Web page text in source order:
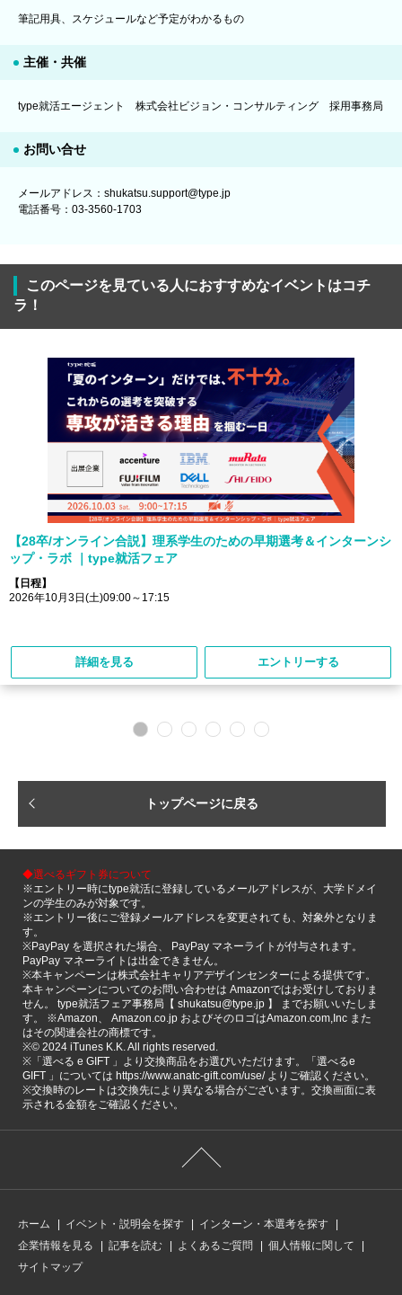
筆記用具、スケジュールなど予定がわかるもの
主催・共催
type就活エージェント 株式会社ビジョン・コンサルティング 採用事務局
お問い合せ
メールアドレス：shukatsu.support@type.jp
電話番号：03-3560-1703
このページを見ている人におすすめなイベントはコチ
ラ！
【28卒/オンライン合説】理系学生のための早期選考＆インターンシ
ップ・ラボ ｜type就活フェア
【日程】
2026年10月3日(土)09:00～17:15
詳細を見る エントリーする
トップページに戻る
◆選べるギフト券について
※エントリー時にtype就活に登録しているメールアドレスが、大学ドメイ
ンの学生のみが対象です。
※エントリー後にご登録メールアドレスを変更されても、対象外となりま
す。
※PayPay を選択された場合、 PayPay マネーライトが付与されます。
PayPay マネーライトは出金できません。
※本キャンペーンは株式会社キャリアデザインセンターによる提供です。
本キャンペーンについてのお問い合わせは Amazonではお受けしておりま
せん。 type就活フェア事務局【 shukatsu@type.jp 】 までお願いいたしま
す。 ※Amazon、 Amazon.co.jp およびそのロゴはAmazon.com,Inc また
はその関連会社の商標です。
※©️ 2024 iTunes K.K. All rights reserved.
※「選べる e GIFT 」より交換商品をお選びいただけます。「選べるe
GIFT 」については https://www.anatc-gift.com/use/ よりご確認ください。
※交換時のレートは交換先により異なる場合がございます。交換画面に表
示される金額をご確認ください。
ホーム イベント・説明会を探す
インターン・本選考を探す
企業情報を見る
記事を読む よくあるご質問
個人情報に関して
サイトマップ